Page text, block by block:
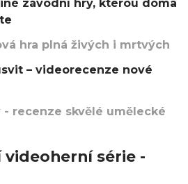
závodní hry, kterou doma
hra plná živých i mrtvých
– videorecenze nové
- recenze skvělé umělecké
videoherní série -